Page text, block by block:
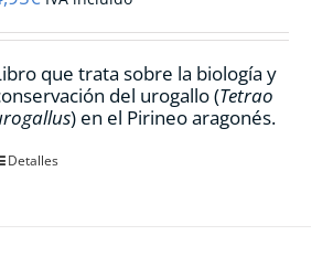
que trata sobre la biología y
del urogallo (Tetrao
) en el Pirineo aragonés.
Detalles